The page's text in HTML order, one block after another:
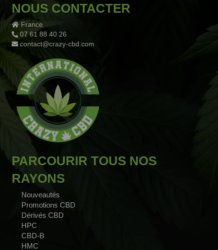
NOUS CONTACTER
France
07 61 88 40 26
contact@crazy-cbd.com
PARCOURIR TOUS NOS
RAYONS
Nouveautés
Promotions CBD
Dérivés CBD
HPC
CBD-B
HMC